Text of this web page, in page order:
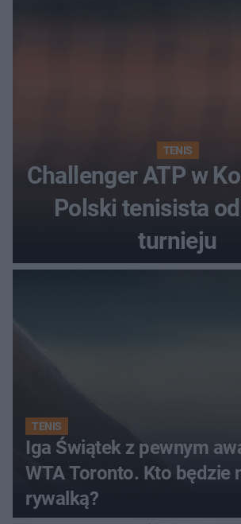
TENIS
Challenger ATP w
Polski tenisista
turnieju
TENIS
Iga Świątek z pewnym
WTA Toronto. Kto będzie
rywalką?